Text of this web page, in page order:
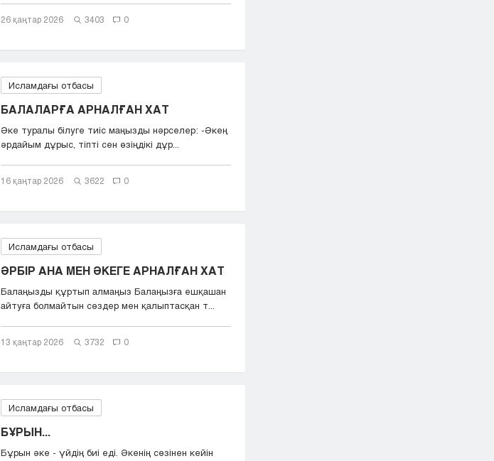
26 қаңтар 2026 3403 0
Исламдағы отбасы
БАЛАЛАРҒА АРНАЛҒАН ХАТ
Әке туралы білуге тиіс маңызды нәрселер: -Әкең
әрдайым дұрыс, тіпті сен өзіңдікі дұр...
16 қаңтар 2026 3622 0
Исламдағы отбасы
ӘРБІР АНА МЕН ӘКЕГЕ АРНАЛҒАН ХАТ
Балаңызды құртып алмаңыз Балаңызға ешқашан
айтуға болмайтын сөздер мен қалыптасқан т...
13 қаңтар 2026 3732 0
Исламдағы отбасы
БҰРЫН...
Бұрын әке - үйдің биі еді. Әкенің сөзінен кейін